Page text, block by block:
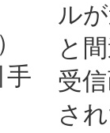
手
ル
と
受
さ